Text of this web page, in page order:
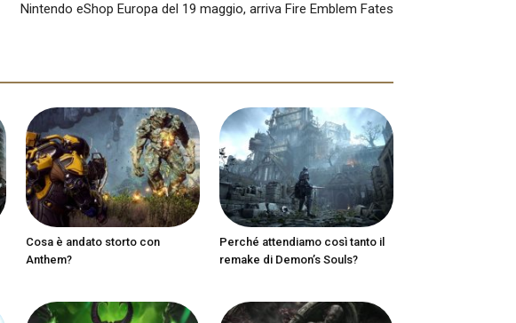
Nintendo eShop Europa del 19 maggio, arriva Fire Emblem Fates
Cosa è andato storto con
Anthem?
Perché attendiamo così tanto il
remake di Demon’s Souls?